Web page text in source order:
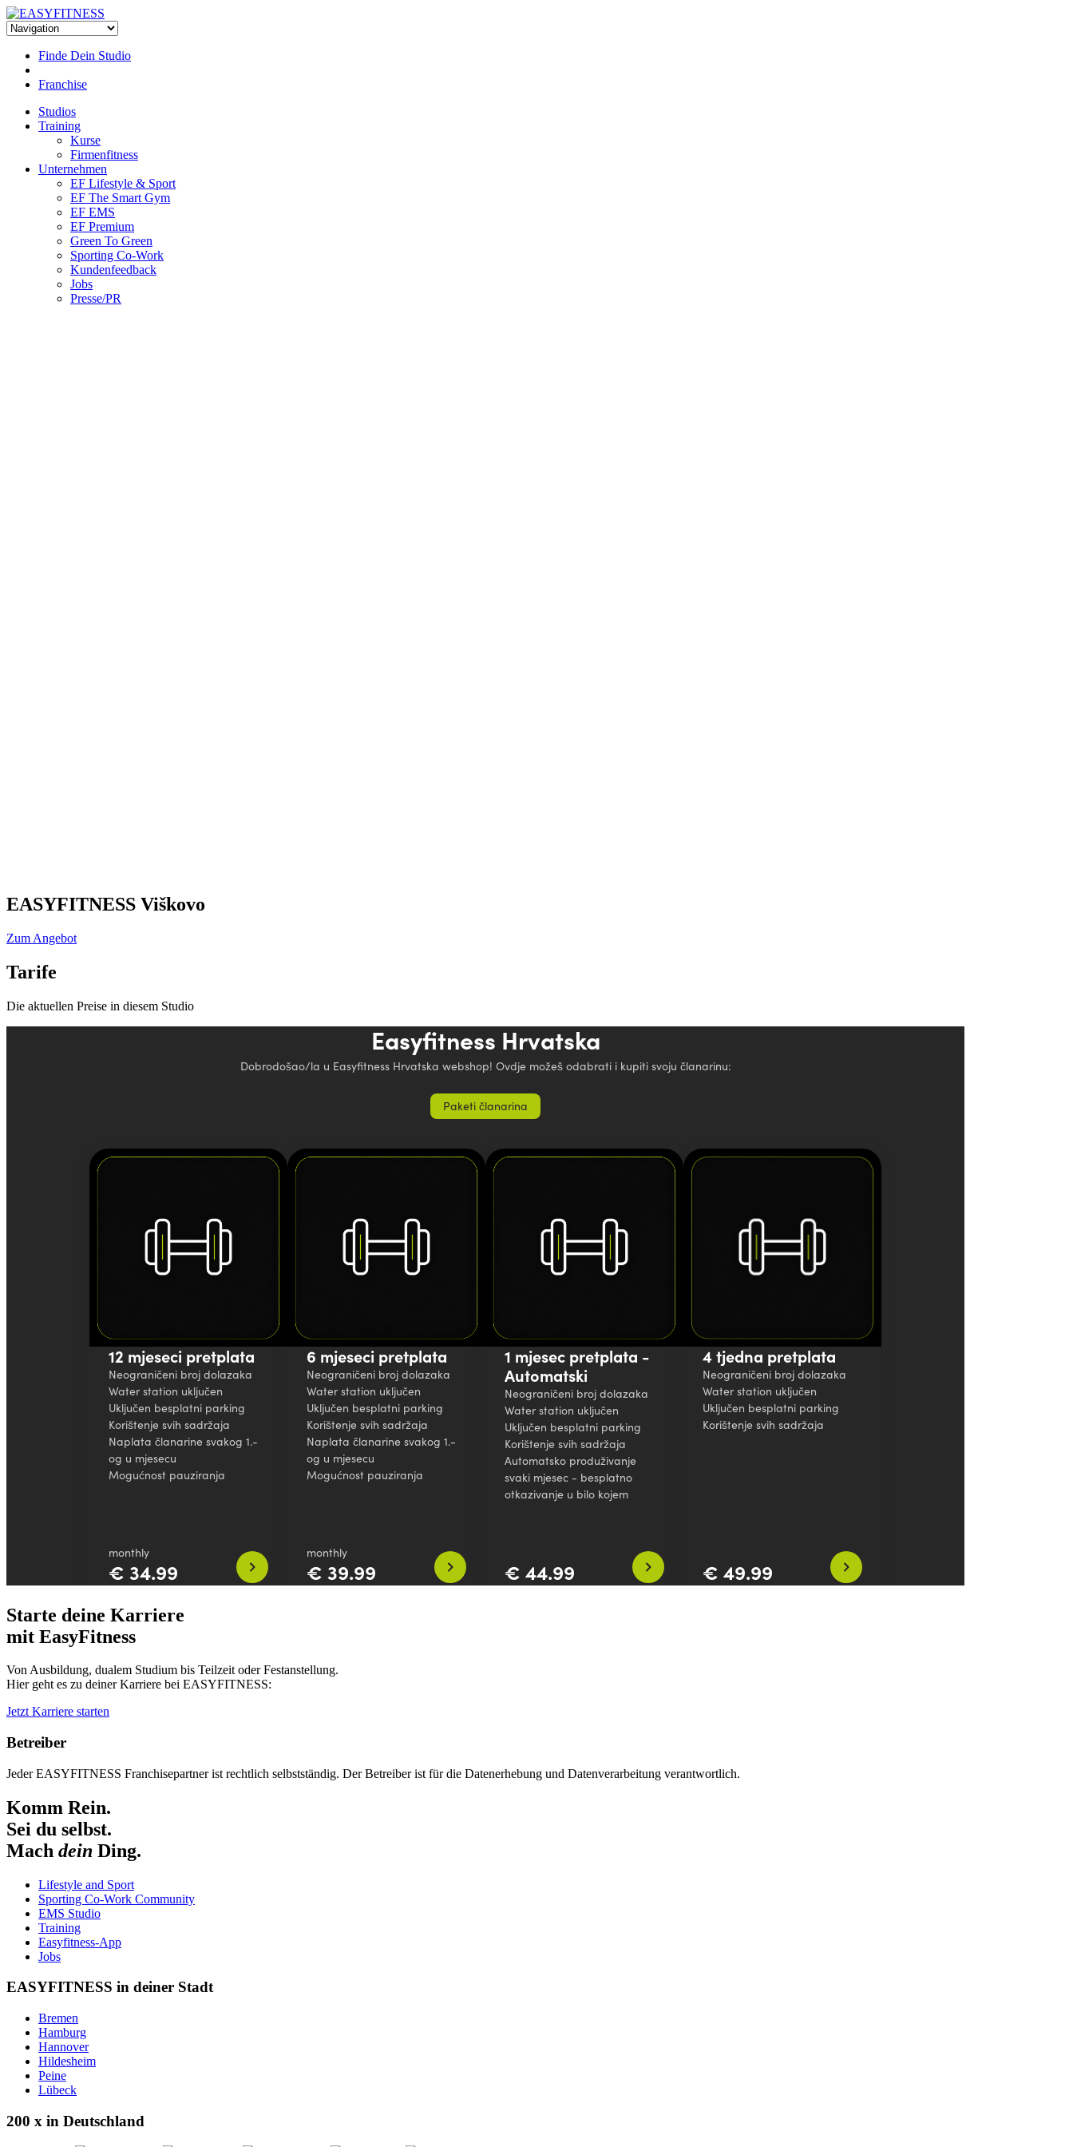
Skip
to
Finde Dein Studio
Franchise
Studios
Training
Kurse
Firmenfitness
Unternehmen
EF Lifestyle & Sport
EF The Smart Gym
EF EMS
EF Premium
Green To Green
Sporting Co-Work
Kundenfeedback
Jobs
Presse/PR
EASYFITNESS Viškovo
Zum Angebot
Tarife
Die aktuellen Preise in diesem Studio
Starte deine Karriere
mit EasyFitness
Von Ausbildung, dualem Studium bis Teilzeit oder Festanstellung.
Hier geht es zu deiner Karriere bei EASYFITNESS:
Jetzt Karriere starten
Betreiber
Jeder EASYFITNESS Franchisepartner ist rechtlich selbstständig. Der Betreiber ist für die Datenerhebung und Datenverarbeitung verantwortlich.
Komm Rein.
Sei du selbst.
Mach dein Ding.
Lifestyle and Sport
Sporting Co-Work Community
EMS Studio
Training
Easyfitness-App
Jobs
EASYFITNESS in deiner Stadt
Bremen
Hamburg
Hannover
Hildesheim
Peine
Lübeck
200 x in Deutschland